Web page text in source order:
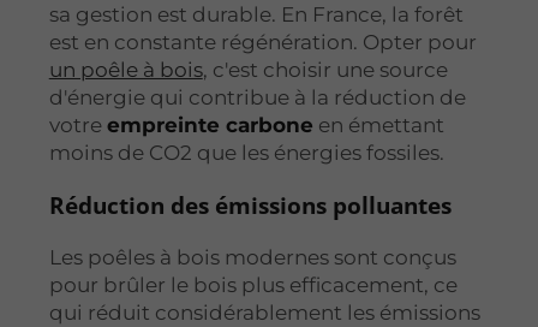
sa gestion est durable. En France, la forêt
est en constante régénération. Opter pour
un poêle à bois, c'est choisir une source
d'énergie qui contribue à la réduction de
votre empreinte carbone en émettant
moins de CO2 que les énergies fossiles.
Réduction des émissions polluantes
Les poêles à bois modernes sont conçus
pour brûler le bois plus efficacement, ce
qui réduit considérablement les émissions